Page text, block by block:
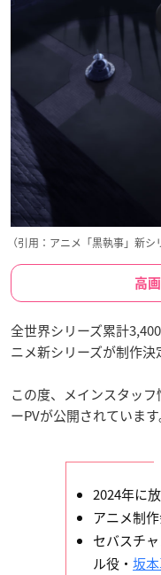
（引用：アニメ「黒執事」新シ
高
全世界シリーズ累計
ニメ新シリーズが制作決
この度、メインスタッ
ーPVが公開されています
2024年に
アニメ制
セバスチャ
ル役・ 坂